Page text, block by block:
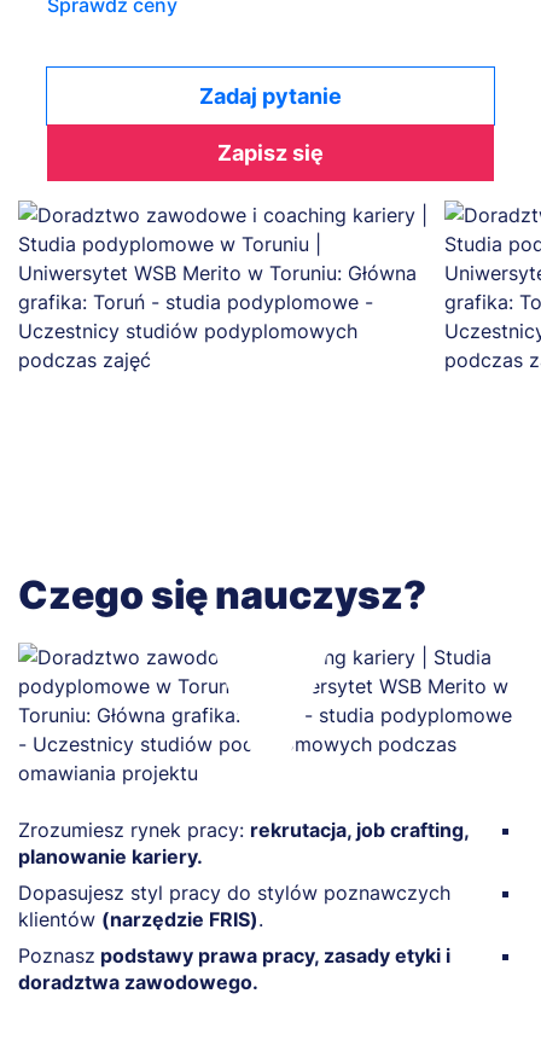
Sprawdź ceny
Zadaj pytanie
Zapisz się
Czego się nauczysz?
Zrozumiesz rynek pracy: rekrutacja, job crafting,
planowanie kariery.
Dopasujesz styl pracy do stylów poznawczych
klientów (narzędzie FRIS).
Poznasz podstawy prawa pracy, zasady etyki i
doradztwa zawodowego.